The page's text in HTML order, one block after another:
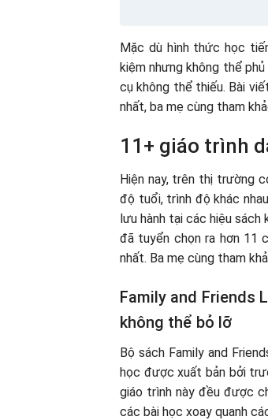
English Grammar
Britannica Discovery
Phonics for Dummies
Math in my world (1-5)
Ứng dụng học tiếng
Mặc dù hình thức học
kiệm nhưng không thể
cụ không thể thiếu. Bài
nhất, ba mẹ cùng tham
11+ giáo trình
Hiện nay, trên thị trường
độ tuổi, trình độ khác
lưu hành tại các hiệu sách
đã tuyển chọn ra hơn 11
nhất. Ba mẹ cùng tham
Family and Friends
không thể bỏ lỡ
Bộ sách Family and
học được xuất bản bởi
giáo trình này đều được
các bài học xoay quanh